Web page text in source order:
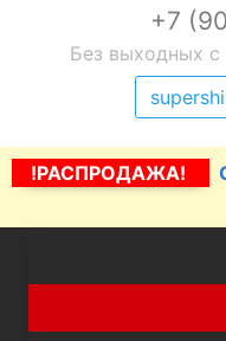
+7
Без выходных с
!РАСПРОДАЖА!